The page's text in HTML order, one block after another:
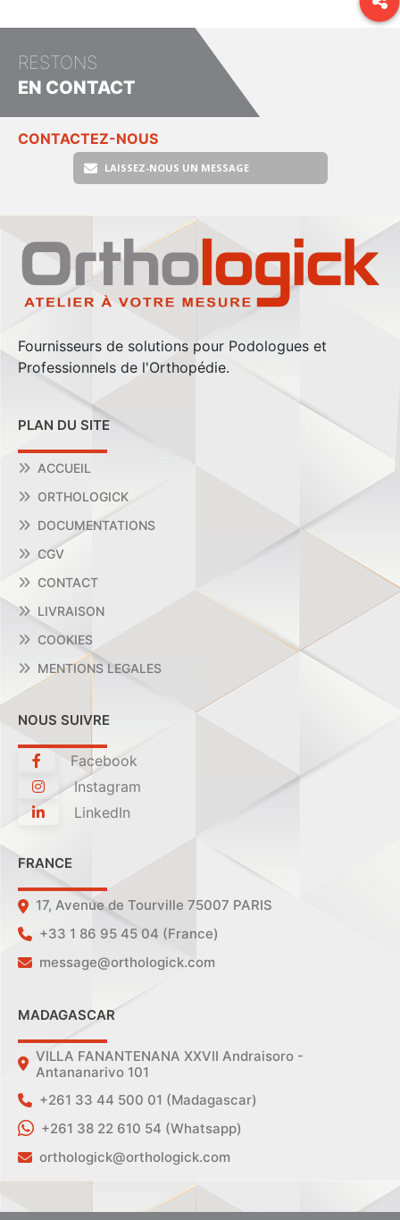
RESTONS
EN CONTACT
CONTACTEZ-NOUS
LAISSEZ-NOUS UN MESSAGE
Fournisseurs de solutions pour Podologues et
Professionnels de l'Orthopédie.
PLAN DU SITE
ACCUEIL
ORTHOLOGICK
DOCUMENTATIONS
CGV
CONTACT
LIVRAISON
COOKIES
MENTIONS LEGALES
NOUS SUIVRE
Facebook
Instagram
LinkedIn
FRANCE
17, Avenue de Tourville 75007 PARIS
+33 1 86 95 45 04 (France)
message@orthologick.com
MADAGASCAR
VILLA FANANTENANA XXVII Andraisoro -
Antananarivo 101
+261 33 44 500 01 (Madagascar)
+261 38 22 610 54 (Whatsapp)
orthologick@orthologick.com